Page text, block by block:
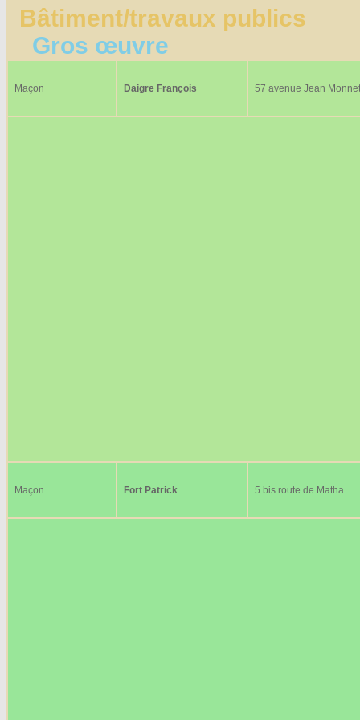
Bâtiment/travaux publics
Gros œuvre
Maçon Daigre François 57 avenue Jean Monnet
Maçon Fort Patrick 5 bis route de Matha